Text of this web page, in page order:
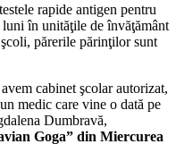
rapide antigen pentru
în unităţile de învăţământ
părerile părinţilor sunt
cabinet şcolar autorizat,
medic care vine o dată pe
Dumbravă,
Goga” din Miercurea